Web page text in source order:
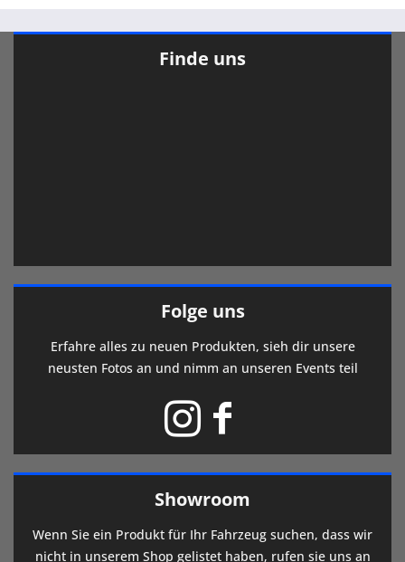
Finde uns
Folge uns
Erfahre alles zu neuen Produkten, sieh dir unsere
neusten Fotos an und nimm an unseren Events teil
Showroom
Wenn Sie ein Produkt für Ihr Fahrzeug suchen, dass wir
nicht in unserem Shop gelistet haben, rufen sie uns an